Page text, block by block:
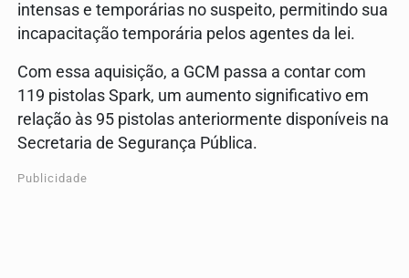
intensas e temporárias no suspeito, permitindo sua
incapacitação temporária pelos agentes da lei.
Com essa aquisição, a GCM passa a contar com
119 pistolas Spark, um aumento significativo em
relação às 95 pistolas anteriormente disponíveis na
Secretaria de Segurança Pública.
Publicidade